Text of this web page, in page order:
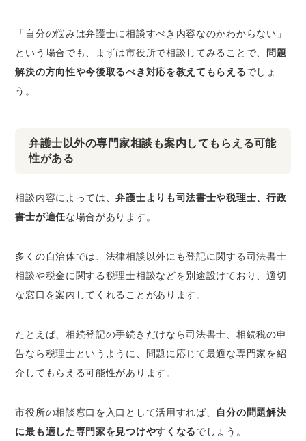
「自分の悩みは弁護士に相談すべき内容なのかわからない」
という場合でも、まずは市役所で相談してみることで、
問題
解決の方向性や今後取るべき対応を教えてもらえるでしょ
う。
弁護士以外の専門家相談も案内してもらえる可能
性がある
相談内容によっては、弁護士よりも司法書士や税理士、行政
書士が適任な場合があります。
多くの自治体では、法律相談以外にも登記に関する司法書士
相談や税金に関する税理士相談などを別途設けており、適切
な窓口を案内してくれることがあります。
たとえば、相続登記の手続きだけなら司法書士、相続税の申
告なら税理士というように、問題に応じて最適な専門家を紹
介してもらえる可能性があります。
市役所の相談窓口を入口として活用すれば、 自分の問題解決
に最も適した専門家を見つけやすくなるでしょう。